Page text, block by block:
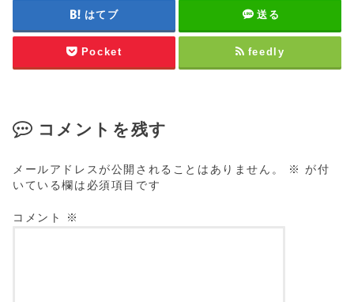
はてブ 送る
Pocket feedly
コメントを残す
メールアドレスが公開されることはありません。 ※ が付
いている欄は必須項目です
コメント ※